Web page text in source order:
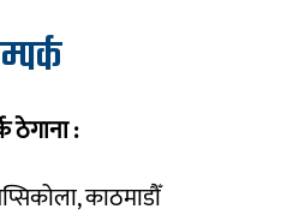
ठेगाना :
काठमाडौँ